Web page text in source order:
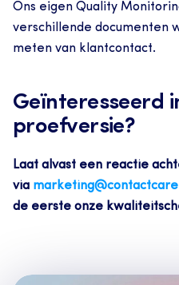
Ons eigen Quality
verschillende documenten
meten van klantcontact.
Geïnteresseerd
proefversie?
Laat alvast een reactie
via
de eerste onze